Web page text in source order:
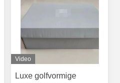
Video
Luxe golfvormige